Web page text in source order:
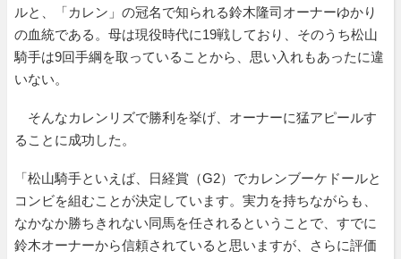
ルと、「カレン」の冠名で知られる鈴木隆司オーナーゆかり
の血統である。母は現役時代に19戦しており、そのうち松山
騎手は9回手綱を取っていることから、思い入れもあったに違
いない。
そんなカレンリズで勝利を挙げ、オーナーに猛アピールす
ることに成功した。
「松山騎手といえば、日経賞（G2）でカレンブーケドールと
コンビを組むことが決定しています。実力を持ちながらも、
なかなか勝ちきれない同馬を任されるということで、すでに
鈴木オーナーから信頼されていると思いますが、さらに評価